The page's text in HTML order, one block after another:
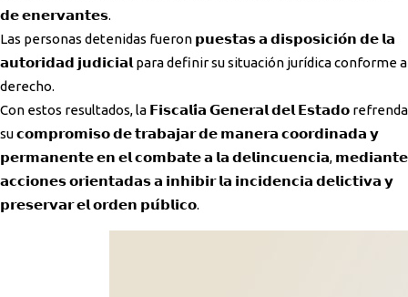
𝗱𝗲 𝗲𝗻𝗲𝗿𝘃𝗮𝗻𝘁𝗲𝘀.
Las personas detenidas fueron 𝗽𝘂𝗲𝘀𝘁𝗮𝘀 𝗮 𝗱𝗶𝘀𝗽𝗼𝘀𝗶𝗰𝗶𝗼́𝗻 𝗱𝗲 𝗹𝗮
𝗮𝘂𝘁𝗼𝗿𝗶𝗱𝗮𝗱 𝗷𝘂𝗱𝗶𝗰𝗶𝗮𝗹 para definir su situación jurídica conforme a
derecho.
Con estos resultados, la 𝗙𝗶𝘀𝗰𝗮𝗹𝗶́𝗮 𝗚𝗲𝗻𝗲𝗿𝗮𝗹 𝗱𝗲𝗹 𝗘𝘀𝘁𝗮𝗱𝗼 refrenda
su 𝗰𝗼𝗺𝗽𝗿𝗼𝗺𝗶𝘀𝗼 𝗱𝗲 𝘁𝗿𝗮𝗯𝗮𝗷𝗮𝗿 𝗱𝗲 𝗺𝗮𝗻𝗲𝗿𝗮 𝗰𝗼𝗼𝗿𝗱𝗶𝗻𝗮𝗱𝗮 𝘆
𝗽𝗲𝗿𝗺𝗮𝗻𝗲𝗻𝘁𝗲 𝗲𝗻 𝗲𝗹 𝗰𝗼𝗺𝗯𝗮𝘁𝗲 𝗮 𝗹𝗮 𝗱𝗲𝗹𝗶𝗻𝗰𝘂𝗲𝗻𝗰𝗶𝗮, 𝗺𝗲𝗱𝗶𝗮𝗻𝘁𝗲
𝗮𝗰𝗰𝗶𝗼𝗻𝗲𝘀 𝗼𝗿𝗶𝗲𝗻𝘁𝗮𝗱𝗮𝘀 𝗮 𝗶𝗻𝗵𝗶𝗯𝗶𝗿 𝗹𝗮 𝗶𝗻𝗰𝗶𝗱𝗲𝗻𝗰𝗶𝗮 𝗱𝗲𝗹𝗶𝗰𝘁𝗶𝘃𝗮 𝘆
𝗽𝗿𝗲𝘀𝗲𝗿𝘃𝗮𝗿 𝗲𝗹 𝗼𝗿𝗱𝗲𝗻 𝗽𝘂́𝗯𝗹𝗶𝗰𝗼.